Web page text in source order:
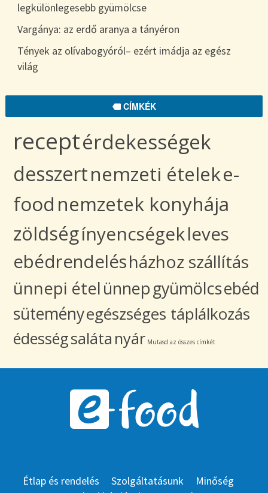
legkülönlegesebb gyümölcse
Vargánya: az erdő aranya a tányéron
Tények az olívabogyóról– ezért imádja az egész
világ
CÍMKÉK
receptérdekességek
desszertnemzeti ételeke-
food nemzetek konyhája
zöldségínyencségekleves
ebédrendelésházhoz szállítás
ünnepi ételünnepgyümölcsebéd
süteményegészséges táplálkozás
édességsaláta nyár Mutasd az összes címkét
Étlap és rendelés Szolgáltatásunk
Minőség